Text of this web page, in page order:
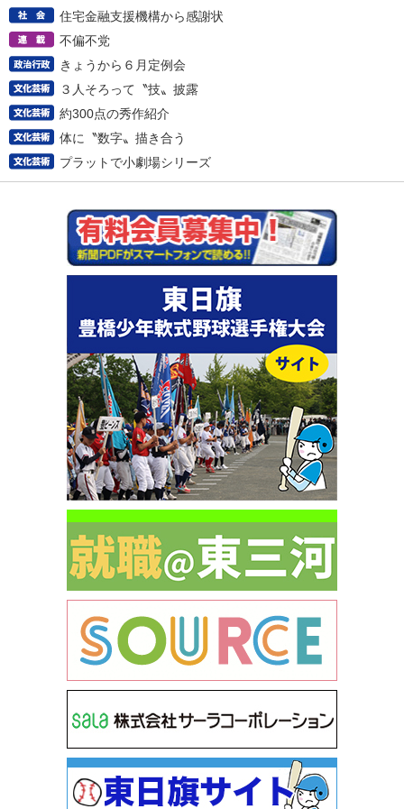
住宅金融支援機構から感謝状
不偏不党
きょうから６月定例会
３人そろって〝技〟披露
約300点の秀作紹介
体に〝数字〟描き合う
プラットで小劇場シリーズ